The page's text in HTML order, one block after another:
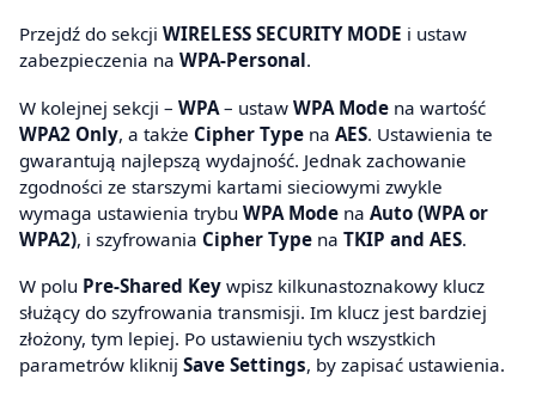
Przejdź do sekcji WIRELESS SECURITY MODE i ustaw
zabezpieczenia na WPA-Personal.
W kolejnej sekcji – WPA – ustaw WPA Mode na wartość
WPA2 Only, a także Cipher Type na AES. Ustawienia te
gwarantują najlepszą wydajność. Jednak zachowanie
zgodności ze starszymi kartami sieciowymi zwykle
wymaga ustawienia trybu WPA Mode na Auto (WPA or
WPA2), i szyfrowania Cipher Type na TKIP and AES.
W polu Pre-Shared Key wpisz kilkunastoznakowy klucz
służący do szyfrowania transmisji. Im klucz jest bardziej
złożony, tym lepiej. Po ustawieniu tych wszystkich
parametrów kliknij Save Settings, by zapisać ustawienia.